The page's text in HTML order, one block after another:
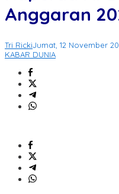
Anggaran
Tri RickiJumat, 12 November
KABAR DUNIA